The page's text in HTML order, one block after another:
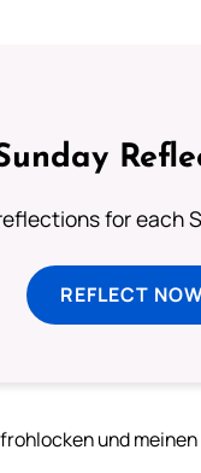
for each
REFLECT
und